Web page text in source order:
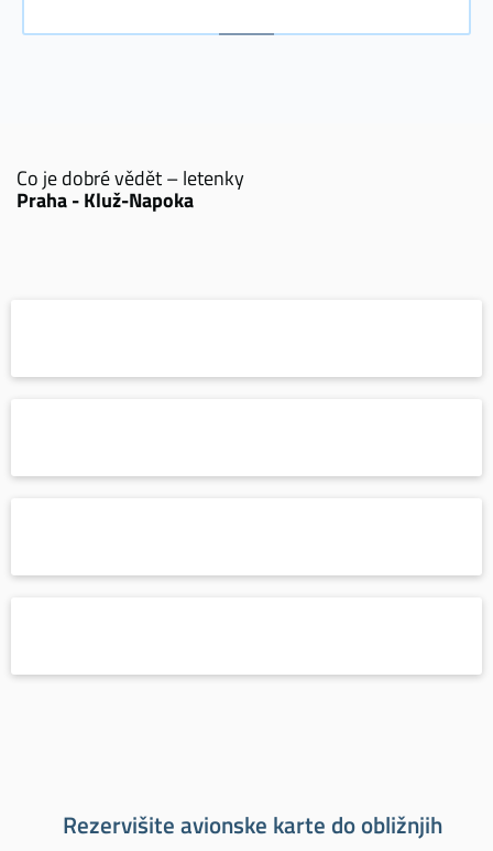
Co je dobré vědět – letenky
Praha - Kluž-Napoka
Rezervišite avionske karte do obližnjih